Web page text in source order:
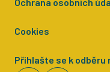
Cookies
Přihlašte se k